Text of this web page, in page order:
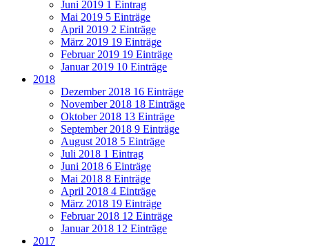
Juni 2019 1 Eintrag
Mai 2019 5 Einträge
April 2019 2 Einträge
März 2019 19 Einträge
Februar 2019 19 Einträge
Januar 2019 10 Einträge
2018
Dezember 2018 16 Einträge
November 2018 18 Einträge
Oktober 2018 13 Einträge
September 2018 9 Einträge
August 2018 5 Einträge
Juli 2018 1 Eintrag
Juni 2018 6 Einträge
Mai 2018 8 Einträge
April 2018 4 Einträge
März 2018 19 Einträge
Februar 2018 12 Einträge
Januar 2018 12 Einträge
2017